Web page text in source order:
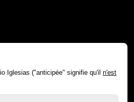
Iglesias ("anticipée" signifie qu'iln'est